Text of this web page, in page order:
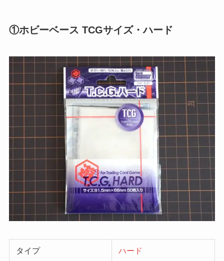
①ホビーベース TCGサイズ・ハード
タイプ ハード